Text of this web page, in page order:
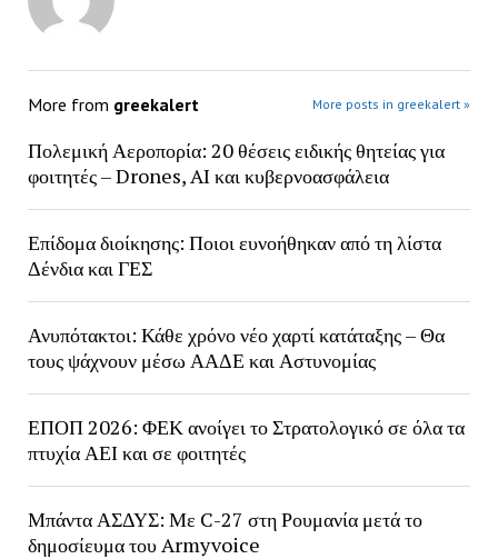
More from greekalert More posts in greekalert »
Πολεμική Αεροπορία: 20 θέσεις ειδικής θητείας για
φοιτητές – Drones, AI και κυβερνοασφάλεια
Επίδομα διοίκησης: Ποιοι ευνοήθηκαν από τη λίστα
Δένδια και ΓΕΣ
Ανυπότακτοι: Κάθε χρόνο νέο χαρτί κατάταξης – Θα
τους ψάχνουν μέσω ΑΑΔΕ και Αστυνομίας
ΕΠΟΠ 2026: ΦΕΚ ανοίγει το Στρατολογικό σε όλα τα
πτυχία ΑΕΙ και σε φοιτητές
Μπάντα ΑΣΔΥΣ: Με C-27 στη Ρουμανία μετά το
δημοσίευμα του Armyvoice